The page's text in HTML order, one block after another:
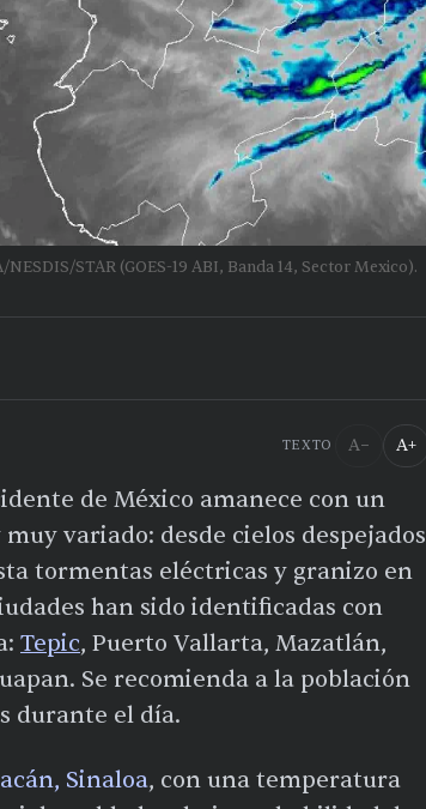
STAR (GOES-19 ABI, Banda 14, Sector Mexico).
TEXTO A− A+
de México amanece con un
variado: desde cielos despejados
tormentas eléctricas y granizo en
han sido identificadas con
Tepic, Puerto Vallarta, Mazatlán,
Se recomienda a la población
durante el día.
Sinaloa, con una temperatura